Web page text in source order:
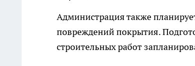
Администрация также
повреждений покрытия.
строительных работ